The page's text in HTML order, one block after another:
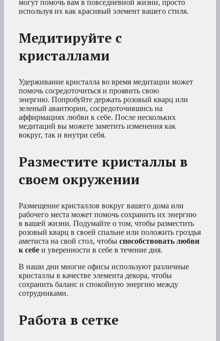
могут помочь вам в повседневной жизни, просто
используя их как красивый элемент вашего стиля.
Медитируйте с
кристаллами
Удерживание кристалла во время медитации может
помочь сосредоточиться и проявить свою
энергию. Попробуйте держать розовый кварц или
зеленый авантюрин, сосредоточившись на
аффирмациях любви к себе. После нескольких
медитаций вы можете заметить изменения как
вокруг, так и внутри себя.
Разместите кристаллы в
своем окружении
Размещение кристаллов вокруг вашего дома или
рабочего места может помочь сохранить их энергию
в вашей жизни. Подумайте о том, чтобы разместить
розовый кварц в своей спальне или положить гроздья
аметиста на свой стол, чтобы способствовать любви
к себе и уверенности в себе в течение дня.
В наши дни многие офисы используют различные
кристаллы в качестве элемента декора, чтобы
сохранить баланс и спокойную энергию между
сотрудниками.
Работа в сетке